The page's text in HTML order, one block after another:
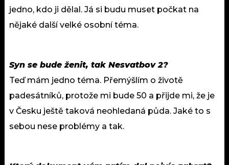
jedno, kdo ji dělal. Já si budu muset počkat na
nějaké další velké osobní téma.
Syn se bude ženit, tak Nesvatbov 2?
Teď mám jedno téma. Přemýšlím o životě
padesátníků, protože mi bude 50 a přijde mi, že je
v Česku ještě taková neohledaná půda. Jaké to s
sebou nese problémy a tak.